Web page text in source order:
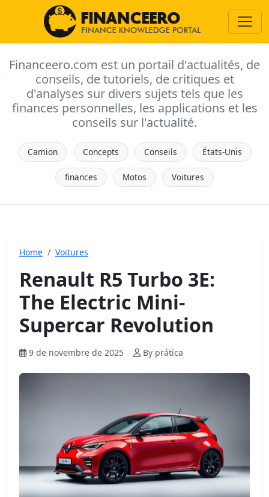
Financeero.com est un portail d'actualités, de
conseils, de tutoriels, de critiques et
d'analyses sur divers sujets tels que les
finances personnelles, les applications et les
conseils sur l'actualité.
Camion Concepts Conseils États-Unis
finances Motos Voitures
Home Voitures
Renault R5 Turbo 3E:
The Electric Mini-
Supercar Revolution
9 de novembre de 2025 By prática